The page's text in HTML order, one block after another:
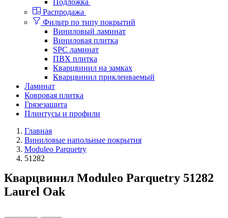
Подложка
Распродажа
Фильтр по типу покрытий
Виниловый ламинат
Виниловая плитка
SPC ламинат
ПВХ плитка
Кварцвинил на замках
Кварцвинил приклеиваемый
Ламинат
Ковровая плитка
Грязезащита
Плинтусы и профили
Главная
Виниловые напольные покрытия
Moduleo Parquetry
51282
Кварцвинил Moduleo Parquetry 51282
Laurel Oak